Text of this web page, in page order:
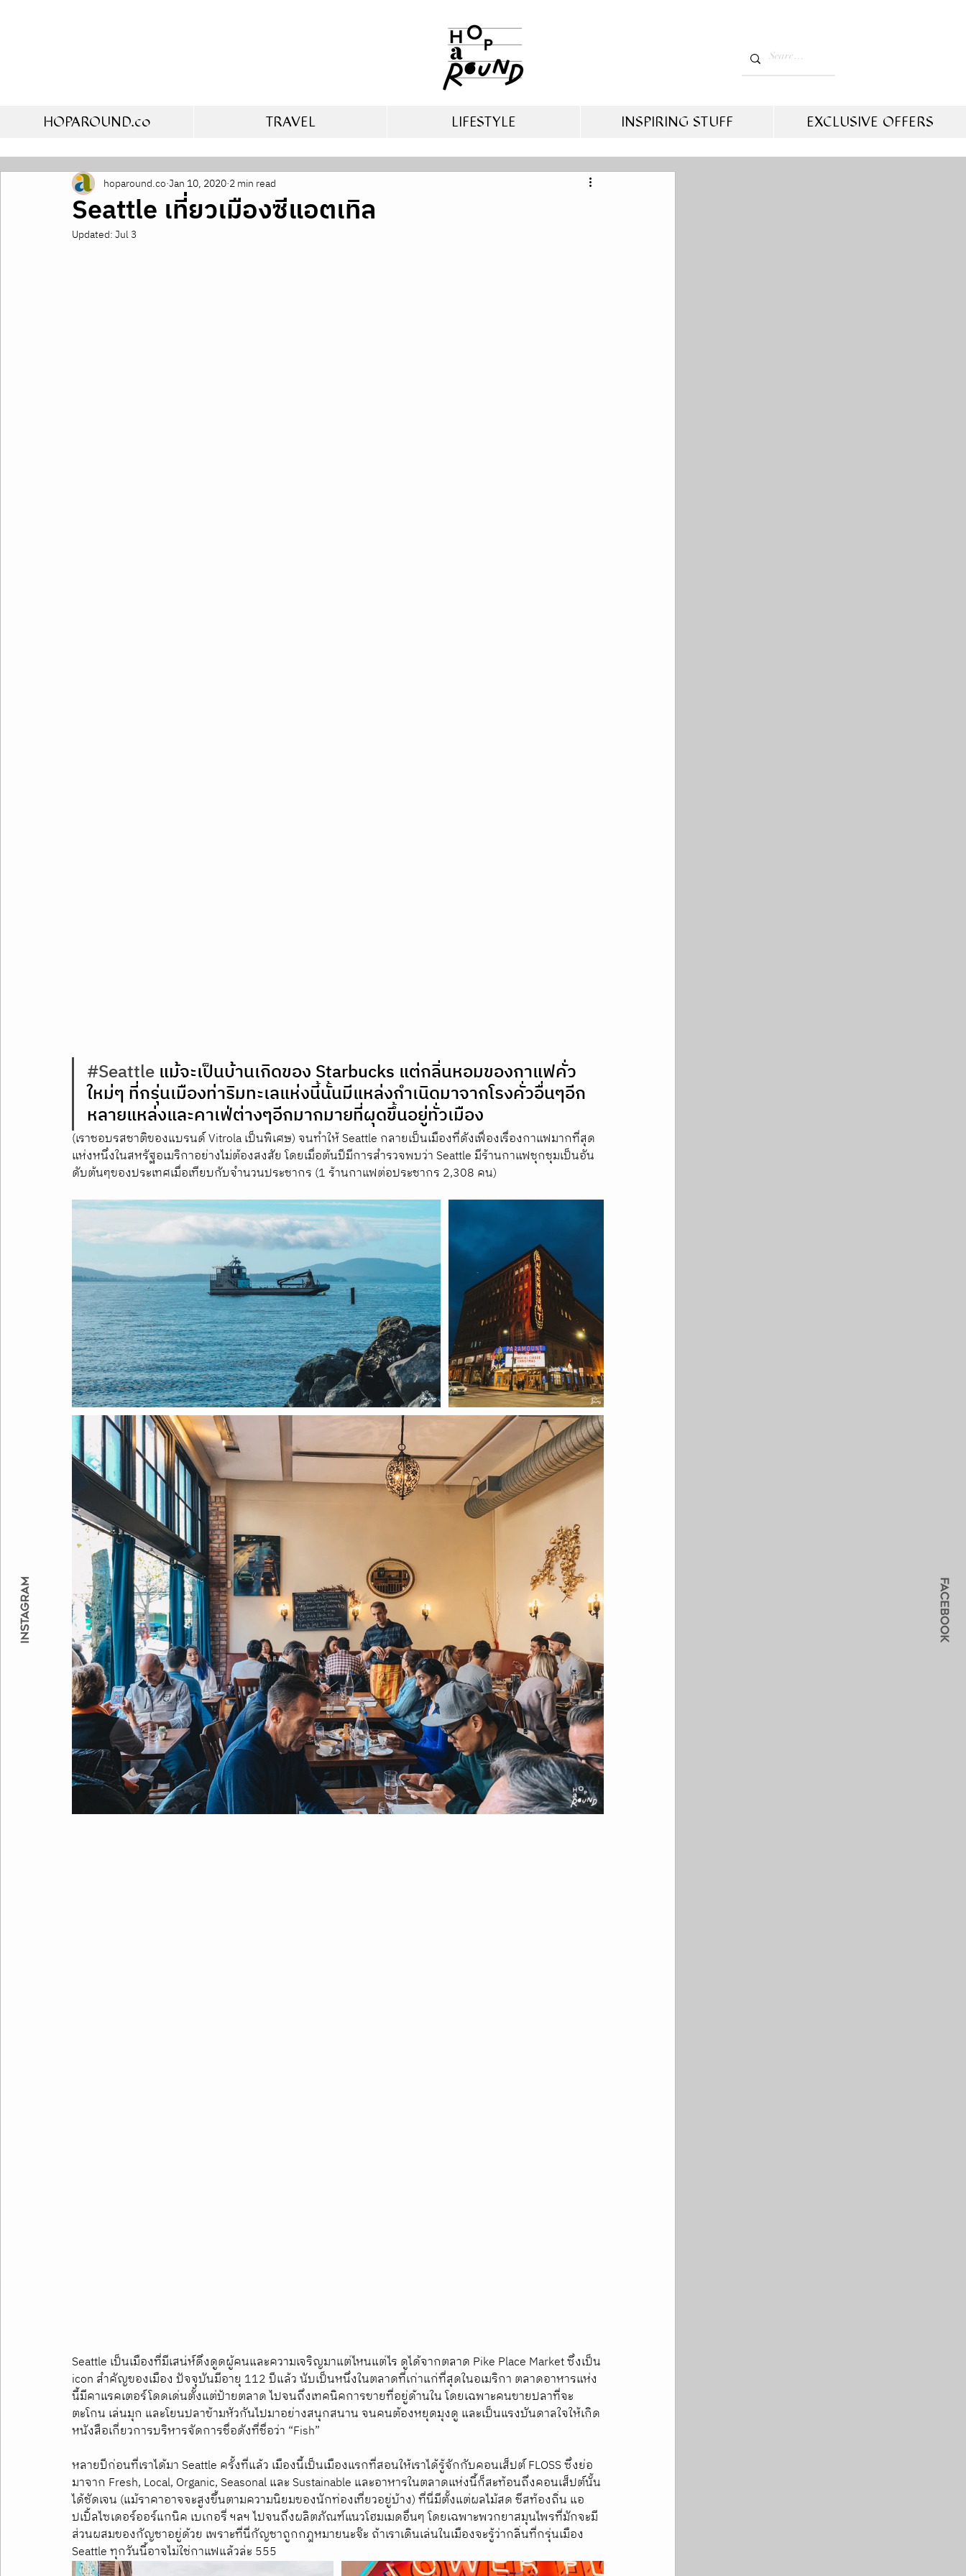
HOPAROUND.co TRAVEL LIFESTYLE INSPIRING STUFF EXCLUSIVE OFFERS
Seattle เที่ยวเมืองซีแอตเทิล
hoparound.co Jan 10, 2020 2 min read
Updated:Jul 3
#Seattle แม้จะเป็นบ้านเกิดของ Starbucks แต่กลิ่นหอมของกาแฟคั่ว
ใหม่ๆ ที่กรุ่นเมืองท่าริมทะเลแห่งนี้นั้นมีแหล่งกำเนิดมาจากโรงคั่วอื่นๆอีก
หลายแหล่งและคาเฟ่ต่างๆอีกมากมายที่ผุดขึ้นอยู่ทั่วเมือง
(เราชอบรสชาติของแบรนด์ Vitrola เป็นพิเศษ) จนทำให้ Seattle กลายเป็นเมืองที่ดังเฟื่องเรื่องกาแฟมากที่สุด
แห่งหนึ่งในสหรัฐอเมริกาอย่างไม่ต้องสงสัย โดยเมื่อต้นปีมีการสำรวจพบว่า Seattle มีร้านกาแฟชุกชุมเป็นอัน
ดับต้นๆของประเทศเมื่อเทียบกับจำนวนประชากร (1 ร้านกาแฟต่อประชากร 2,308 คน)
Seattle เป็นเมืองที่มีเสน่ห์ดึงดูดผู้คนและความเจริญมาแต่ไหนแต่ไร ดูได้จากตลาด Pike Place Market ซึ่งเป็น
icon สำคัญของเมือง ปัจจุบันมีอายุ 112 ปีแล้ว นับเป็นหนึ่งในตลาดที่เก่าแก่ที่สุดในอเมริกา ตลาดอาหารแห่ง
นี้มีคาแรคเตอร์โดดเด่นตั้งแต่ป้ายตลาด ไปจนถึงเทคนิคการขายที่อยู่ด้านใน โดยเฉพาะคนขายปลาที่จะ
ตะโกน เล่นมุก และโยนปลาข้ามหัวกันไปมาอย่างสนุกสนาน จนคนต้องหยุดมุงดู และเป็นแรงบันดาลใจให้เกิด
หนังสือเกี่ยวการบริหารจัดการชื่อดังที่ชื่อว่า “Fish”
หลายปีก่อนที่เราได้มา Seattle ครั้งที่แล้ว เมืองนี้เป็นเมืองแรกที่สอนให้เราได้รู้จักกับคอนเส็ปต์ FLOSS ซึ่งย่อ
มาจาก Fresh, Local, Organic, Seasonal และ Sustainable และอาหารในตลาดแห่งนี้ก็สะท้อนถึงคอนเส็ปต์นั้น
ได้ชัดเจน (แม้ราคาอาจจะสูงขึ้นตามความนิยมของนักท่องเที่ยวอยู่บ้าง) ที่นี่มีตั้งแต่ผลไม้สด ชีสท้องถิ่น แอ
ปเปิ้ลไซเดอร์ออร์แกนิค เบเกอรี่ ฯลฯ ไปจนถึงผลิตภัณฑ์แนวโฮมเมดอื่นๆ โดยเฉพาะพวกยาสมุนไพรที่มักจะมี
ส่วนผสมของกัญชาอยู่ด้วย เพราะที่นี่กัญชาถูกกฎหมายนะจ๊ะ ถ้าเราเดินเล่นในเมืองจะรู้ว่ากลิ่นที่กรุ่นเมือง
Seattle ทุกวันนี้อาจไม่ใช่กาแฟแล้วล่ะ 555